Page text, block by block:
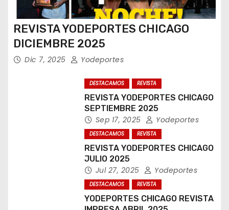
REVISTA YODEPORTES CHICAGO
DICIEMBRE 2025
Dic 7, 2025 Yodeportes
DESTACAMOS REVISTA
REVISTA YODEPORTES CHICAGO
SEPTIEMBRE 2025
Sep 17, 2025 Yodeportes
DESTACAMOS REVISTA
REVISTA YODEPORTES CHICAGO
JULIO 2025
Jul 27, 2025 Yodeportes
DESTACAMOS REVISTA
YODEPORTES CHICAGO REVISTA